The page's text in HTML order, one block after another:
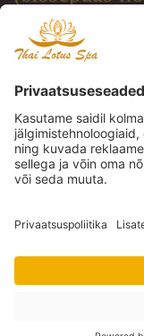
terrassi läbi)
Address:
(entrance
building,
Lounge
Адрес:
двора,
Tel: (+372)